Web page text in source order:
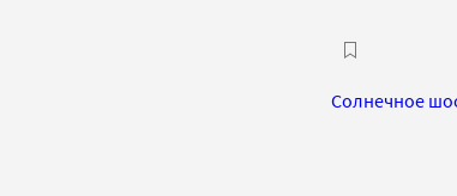
Солнечное